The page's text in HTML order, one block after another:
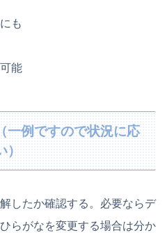
も
能
例ですので状況に応
したか確認する。必要ならデ
らがなを変更する場合は分か